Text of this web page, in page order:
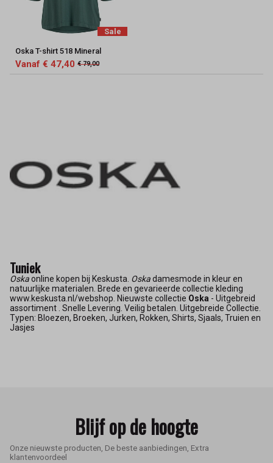
Sale
Oska T-shirt 518 Mineral
Vanaf € 47,40 € 79,00
Tuniek
Oskaonline kopen bij Keskusta. Oskadamesmode in kleur en
natuurlijke materialen. Brede en gevarieerde collectie kleding
www.keskusta.nl/webshop. Nieuwste collectie Oska - Uitgebreid
assortiment . Snelle Levering. Veilig betalen. Uitgebreide Collectie.
Typen: Bloezen, Broeken, Jurken, Rokken, Shirts, Sjaals, Truien en
Jasjes
Blijf op de hoogte
Onze nieuwste producten, De beste aanbiedingen, Extra
klantenvoordeel